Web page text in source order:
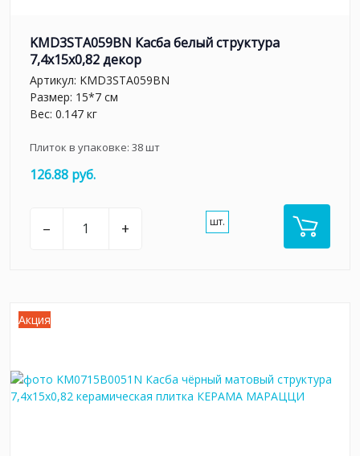
KMD3STA059BN Касба белый структура
7,4x15x0,82 декор
Артикул: KMD3STA059BN
Размер: 15*7 см
Вес: 0.147 кг
Плиток в упаковке: 38шт
126.88 руб.
– + шт.
Акция